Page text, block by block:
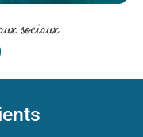
sociaux